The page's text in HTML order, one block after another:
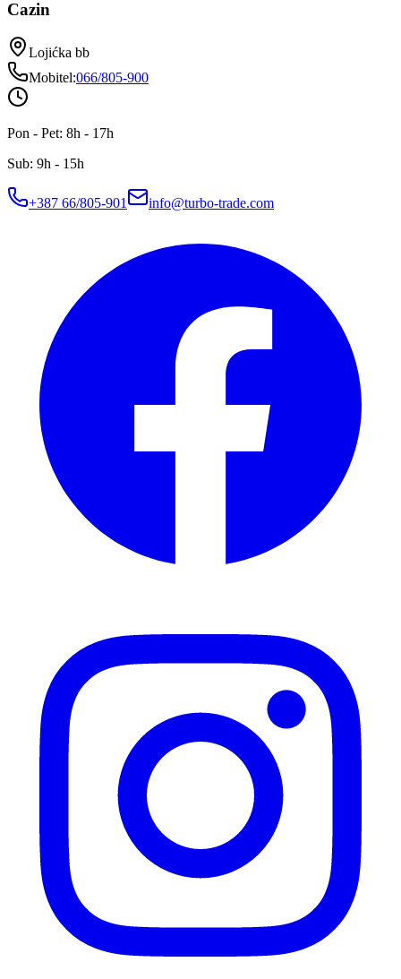
Cazin
Lojićka bb
Mobitel:066/805-900
Pon - Pet: 8h - 17h
Sub: 9h - 15h
+387 66/805-901 info@turbo-trade.com